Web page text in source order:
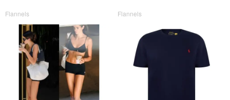
Flannels Flannels